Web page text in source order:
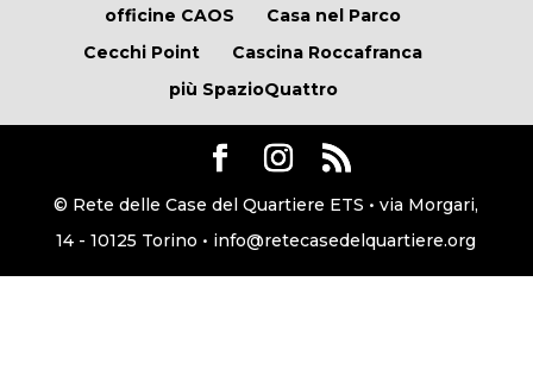
officine CAOS
Casa nel Parco
Cecchi Point
Cascina Roccafranca
più SpazioQuattro
© Rete delle Case del Quartiere ETS • via Morgari,
14 - 10125 Torino • info@retecasedelquartiere.org